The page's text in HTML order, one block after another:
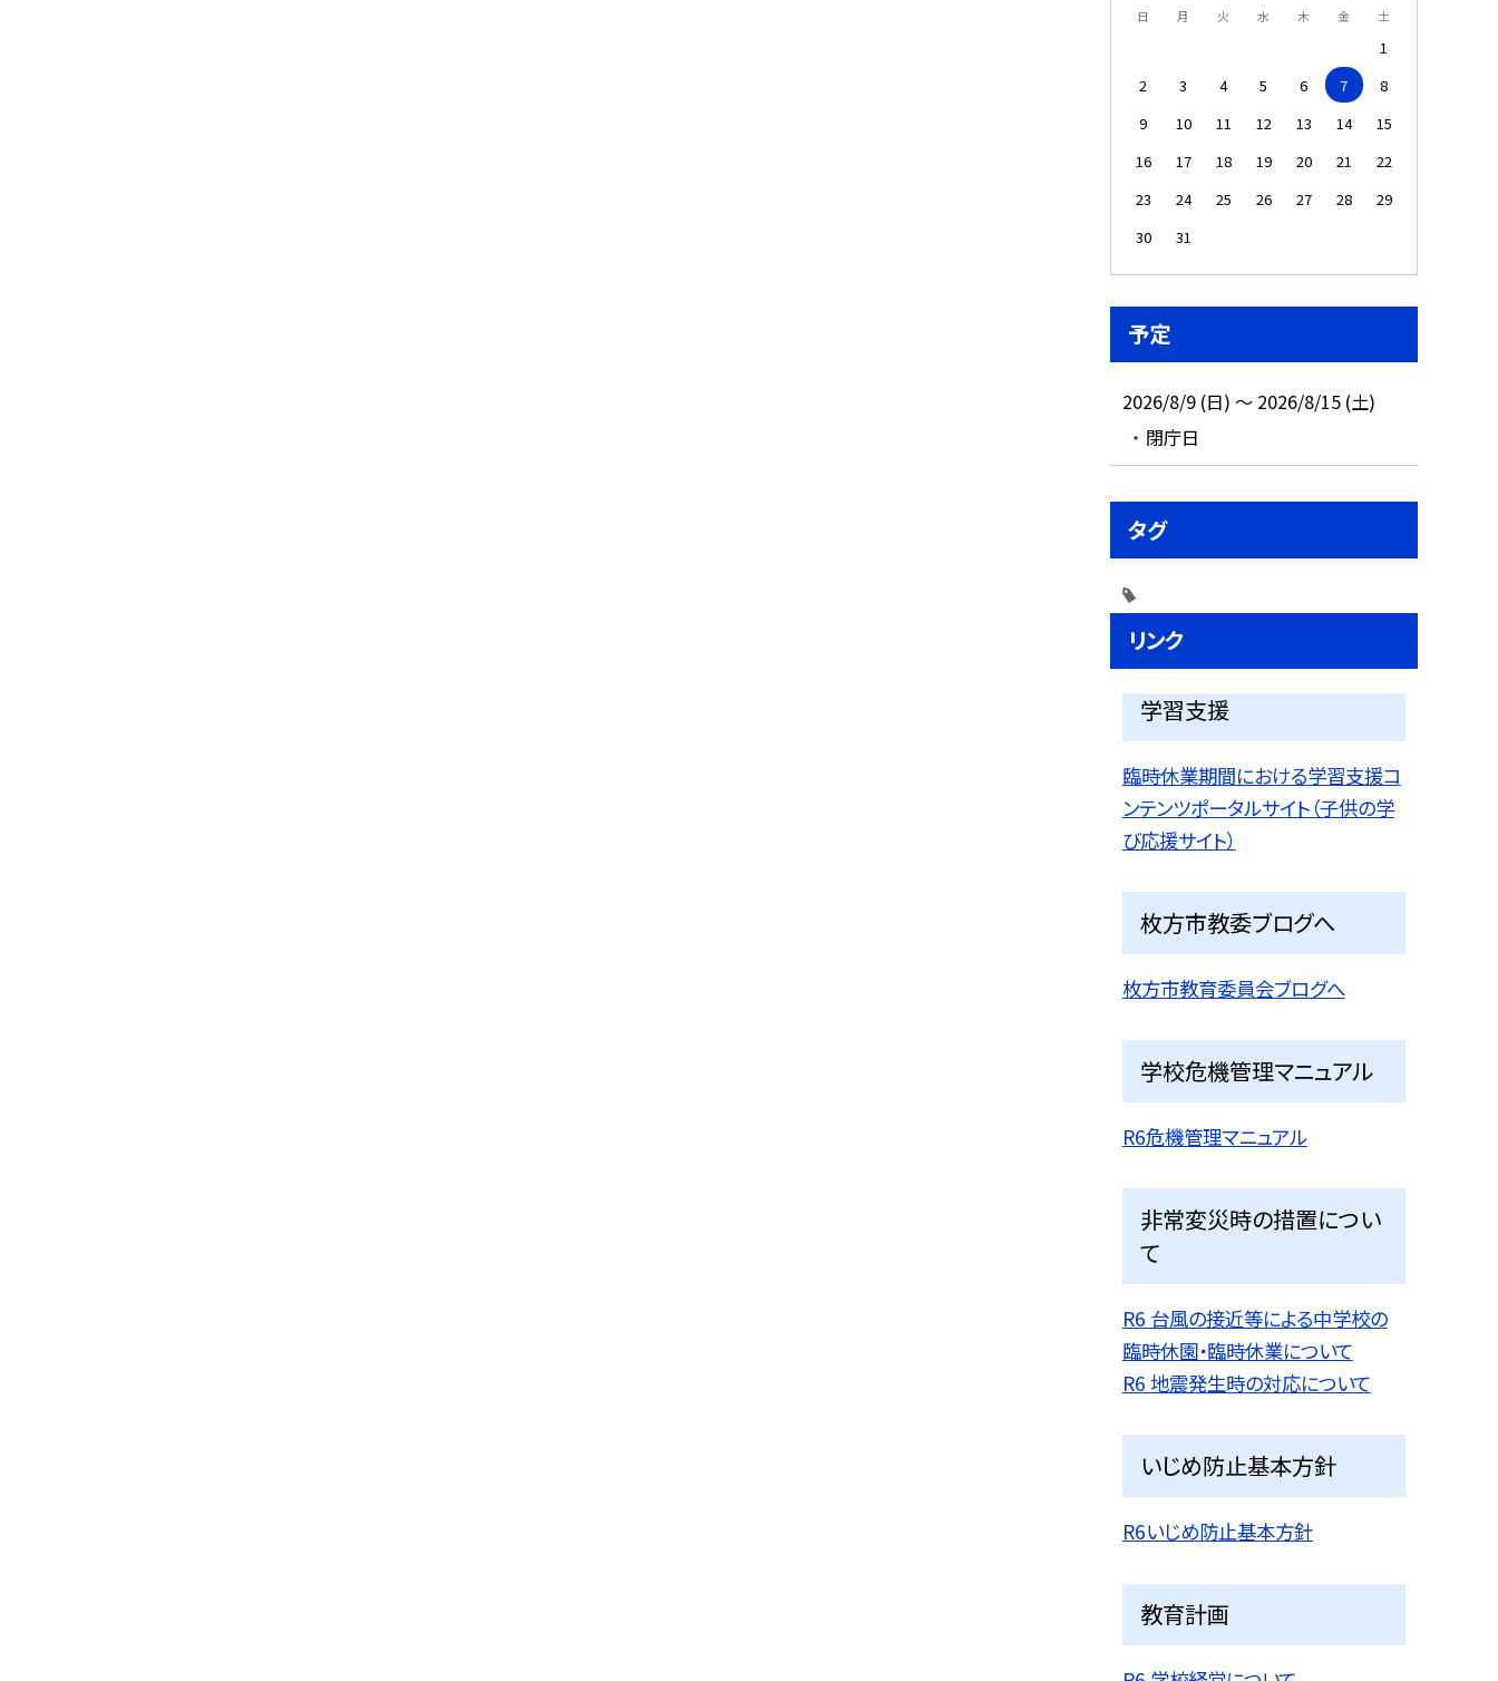
日 月 火 水 木 金 土
1
2
3 4 5 6 7
8
9
10 11 12 13 14
15
16
17 18 19 20 21
22
23
24 25 26 27 28
29
30
31
予定
2026/8/9 (日) ～ 2026/8/15 (土)
閉庁日
タグ
リンク
学習支援
臨時休業期間における学習支援コ
ンテンツポータルサイト（子供の学
び応援サイト）
枚方市教委ブログへ
枚方市教育委員会ブログへ
学校危機管理マニュアル
R6危機管理マニュアル
非常変災時の措置につい
て
R6 台風の接近等による中学校の
臨時休園・臨時休業について
R6 地震発生時の対応について
いじめ防止基本方針
R6いじめ防止基本方針
教育計画